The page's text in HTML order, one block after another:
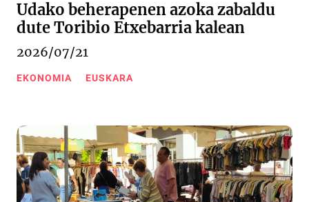
Udako beherapenen azoka zabaldu
dute Toribio Etxebarria kalean
2026/07/21
EKONOMIA EUSKARA